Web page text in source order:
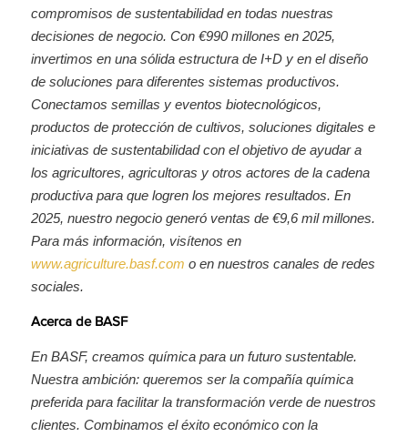
compromisos de sustentabilidad en todas nuestras
decisiones de negocio. Con €990 millones en 2025,
invertimos en una sólida estructura de I+D y en el diseño
de soluciones para diferentes sistemas productivos.
Conectamos semillas y eventos biotecnológicos,
productos de protección de cultivos, soluciones digitales e
iniciativas de sustentabilidad con el objetivo de ayudar a
los agricultores, agricultoras y otros actores de la cadena
productiva para que logren los mejores resultados. En
2025, nuestro negocio generó ventas de €9,6 mil millones.
Para más información, visítenos en
www.agriculture.basf.com o en nuestros canales de redes
sociales.
Acerca de BASF
En BASF, creamos química para un futuro sustentable.
Nuestra ambición: queremos ser la compañía química
preferida para facilitar la transformación verde de nuestros
clientes. Combinamos el éxito económico con la